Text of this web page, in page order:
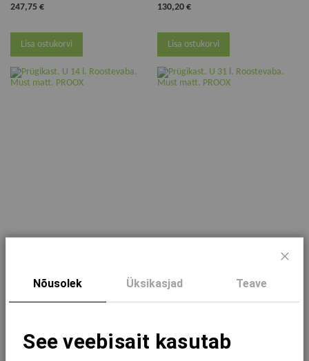
247,75 €
Lisa ostukorvi
130,20 €
Lisa ostukorvi
559,24 €
Prügikast. U 31 l. Roostevaba. Must
572,88 €
Nõusolek
See veebisait kasutab
Üksikasjad Teave